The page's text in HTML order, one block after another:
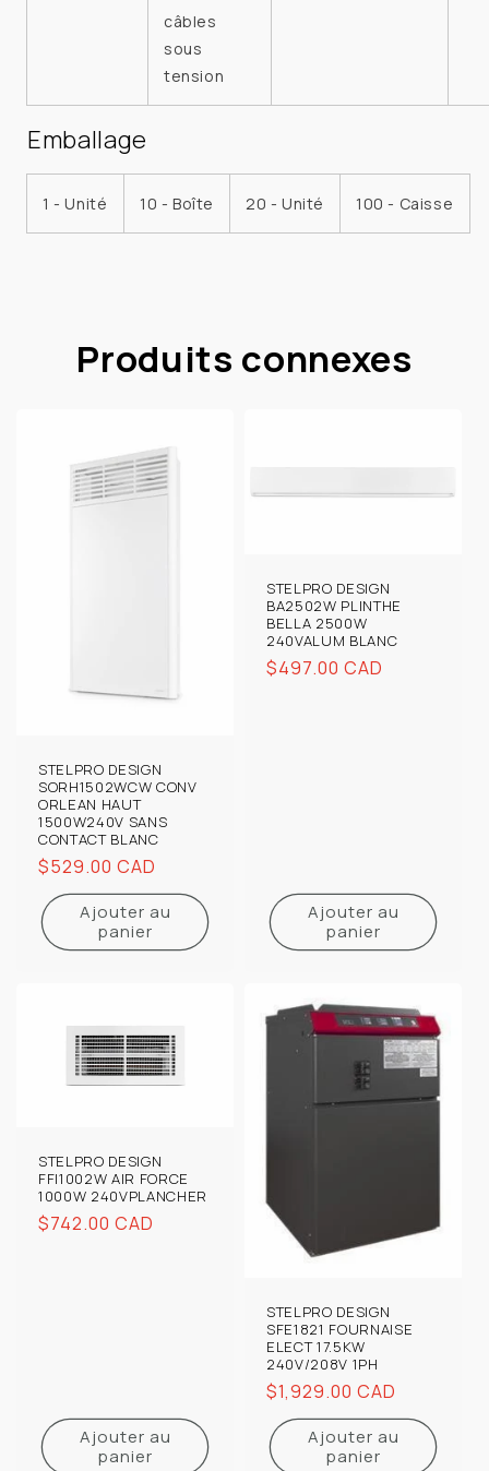
câbles
sous
tension
Emballage
1 - Unité 10 - Boîte 20 - Unité 100 - Caisse
Produits connexes
STELPRO DESIGN
SORH1502WCW CONV
ORLEAN HAUT
1500W240V SANS
CONTACT BLANC
Prix
habituel
$529.00 CAD
Ajouter au
panier
STELPRO DESIGN
BA2502W PLINTHE
BELLA 2500W
240VALUM BLANC
Prix
$497.00 CAD
Ajouter au
panier
STELPRO DESIGN
FFI1002W AIR FORCE
1000W 240VPLANCHER
Prix
$742.00 CAD
Ajouter au
panier
STELPRO DESIGN
SFE1821 FOURNAISE
ELECT 17.5KW
240V/208V 1PH
Prix
habituel
$1,929.00 CAD
Ajouter au
panier